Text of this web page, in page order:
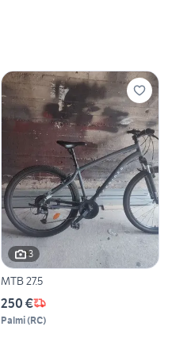
3
MTB 27.5
250 €
Palmi(RC)